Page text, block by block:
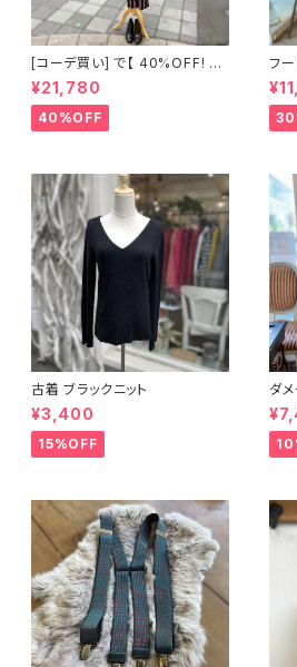
[コーデ買い] で【 40%OFF! 】2
点 イタリア製 ブラック メッシュ
ニット + 古着 Abahouse Devi
nette ダークボルドー ストライ
プ パンツ
¥21,780
40%OFF
フ
ク＞
古着 ブラックニット
¥3,400
15%OFF
ダ
ト